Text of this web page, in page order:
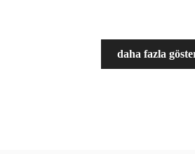
daha fazla